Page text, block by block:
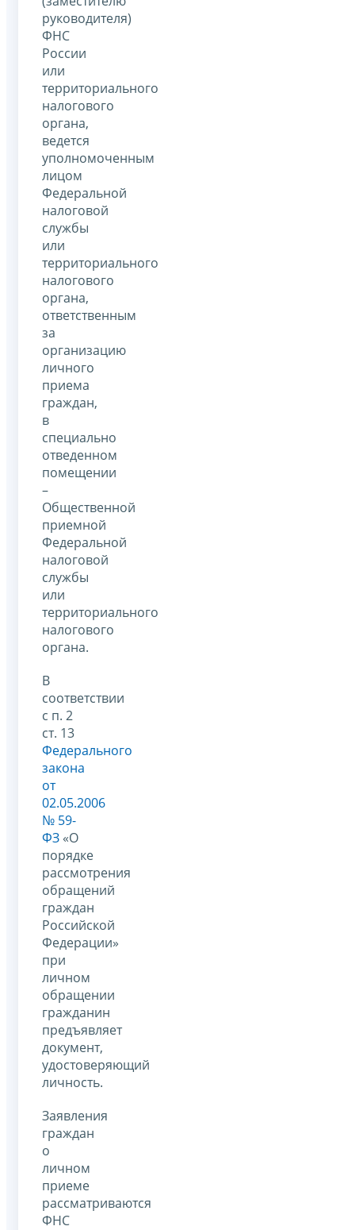
руководителя)
ФНС
России
или
территориального
налогового
органа,
ведется
уполномоченным
лицом
Федеральной
налоговой
службы
или
территориального
налогового
органа,
ответственным
за
организацию
личного
приема
граждан,
в
специально
отведенном
помещении
–
Общественной
приемной
Федеральной
налоговой
службы
или
территориального
налогового
органа.
В
соответствии
с п. 2
ст. 13
Федерального
закона
от
02.05.2006
№ 59-
ФЗ «О
порядке
рассмотрения
обращений
граждан
Российской
Федерации»
при
личном
обращении
гражданин
предъявляет
документ,
удостоверяющий
личность.
Заявления
граждан
о
личном
приеме
рассматриваются
ФНС